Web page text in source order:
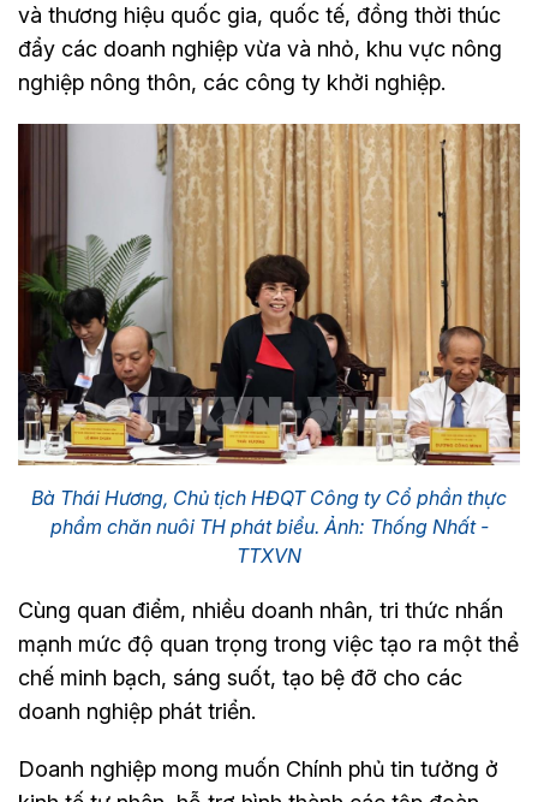
và thương hiệu quốc gia, quốc tế, đồng thời thúc
đẩy các doanh nghiệp vừa và nhỏ, khu vực nông
nghiệp nông thôn, các công ty khởi nghiệp.
Bà Thái Hương, Chủ tịch HĐQT Công ty Cổ phần thực
phẩm chăn nuôi TH phát biểu. Ảnh: Thống Nhất -
TTXVN
Cùng quan điểm, nhiều doanh nhân, tri thức nhấn
mạnh mức độ quan trọng trong việc tạo ra một thể
chế minh bạch, sáng suốt, tạo bệ đỡ cho các
doanh nghiệp phát triển.
Doanh nghiệp mong muốn Chính phủ tin tưởng ở